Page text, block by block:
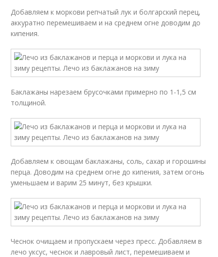
Добавляем к моркови репчатый лук и болгарский перец,
аккуратно перемешиваем и на среднем огне доводим до
кипения.
Баклажаны нарезаем брусочками примерно по 1-1,5 см
толщиной.
Добавляем к овощам баклажаны, соль, сахар и горошины
перца. Доводим на среднем огне до кипения, затем огонь
уменьшаем и варим 25 минут, без крышки.
Чеснок очищаем и пропускаем через пресс. Добавляем в
лечо уксус, чеснок и лавровый лист, перемешиваем и